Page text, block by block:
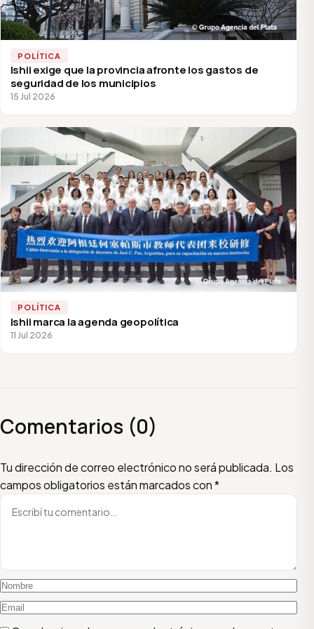
POLÍTICA
Ishii exige que la provincia afronte los gastos de
seguridad de los municipios
15 Jul 2026
POLÍTICA
Ishii marca la agenda geopolítica
11 Jul 2026
Comentarios (0)
Tu dirección de correo electrónico no será publicada. Los
campos obligatorios están marcados con*
Escribí tu comentario
Nombre
Email